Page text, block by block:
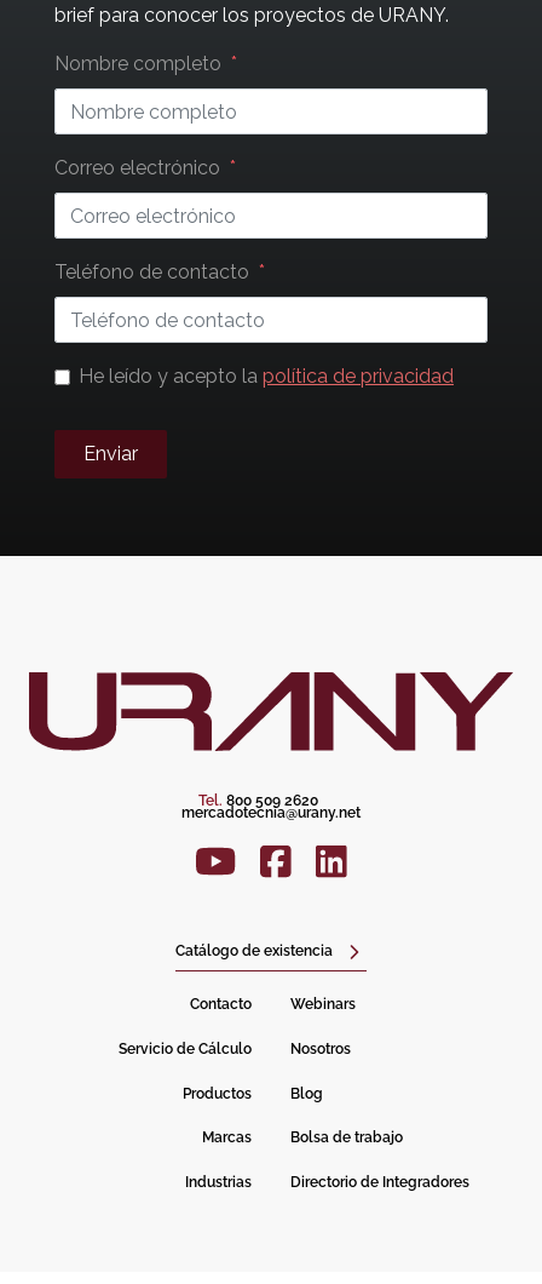
brief para conocer los proyectos de URANY.
Leave
this
field
Nombre completo
Correo electrónico
Teléfono de contacto
He leído y acepto la política de privacidad
Enviar
Tel. 800 509 2620
mercadotecnia@urany.net
Catálogo de existencia
Contacto Webinars
Servicio de Cálculo Nosotros
Productos Blog
Marcas Bolsa de trabajo
Industrias Directorio de Integradores